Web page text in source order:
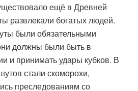
ещё в Древней
развлекали богатых людей.
были обязательными
должны были быть в
и принимать удары кубков. В
стали скоморохи,
преследованиям со